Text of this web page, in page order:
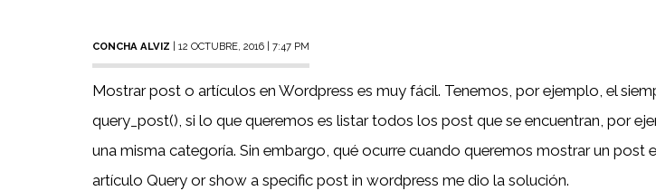
CONCHA ALVIZ | 12 OCTUBRE, 2016 | 7:47 PM
Mostrar post o artículos en Wordpress es muy fácil. Tenemos, por ejemplo, el
query_post(), si lo que queremos es listar todos los post que se encuentran, por
una misma categoría. Sin embargo, qué ocurre cuando queremos mostrar un post
artículo Query or show a specific post in wordpress me dio la solución.